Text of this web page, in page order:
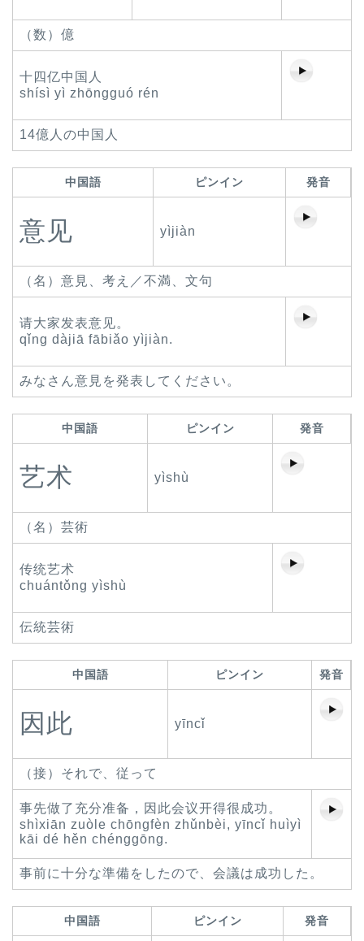
（数）億
十四亿中国人
shísì yì zhōngguó rén
14億人の中国人
中国語 ピンイン 発音
意见 yìjiàn
（名）意見、考え／不満、文句
请大家发表意见。
qǐng dàjiā fābiǎo yìjiàn.
みなさん意見を発表してください。
中国語 ピンイン 発音
艺术 yìshù
（名）芸術
传统艺术
chuántǒng yìshù
伝統芸術
中国語 ピンイン 発音
因此 yīncǐ
（接）それで、従って
事先做了充分准备，因此会议开得很成功。
shìxiān zuòle chōngfèn zhǔnbèi, yīncǐ huìyì
kāi dé hěn chénggōng.
事前に十分な準備をしたので、会議は成功した。
中国語 ピンイン 発音